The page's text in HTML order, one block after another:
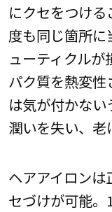
にクセをつけ
度も同じ箇所
ューティクル
パク質を熱変性
は気が付かな
潤いを失い、老
ヘアアイロン
セづけが可能